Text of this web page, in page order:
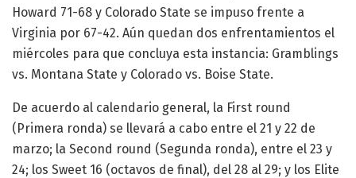
Howard 71-68 y Colorado State se impuso frente a
Virginia por 67-42. Aún quedan dos enfrentamientos el
miércoles para que concluya esta instancia: Gramblings
vs. Montana State y Colorado vs. Boise State.
De acuerdo al calendario general, la First round
(Primera ronda) se llevará a cabo entre el 21 y 22 de
marzo; la Second round (Segunda ronda), entre el 23 y
24; los Sweet 16 (octavos de final), del 28 al 29; y los Elite